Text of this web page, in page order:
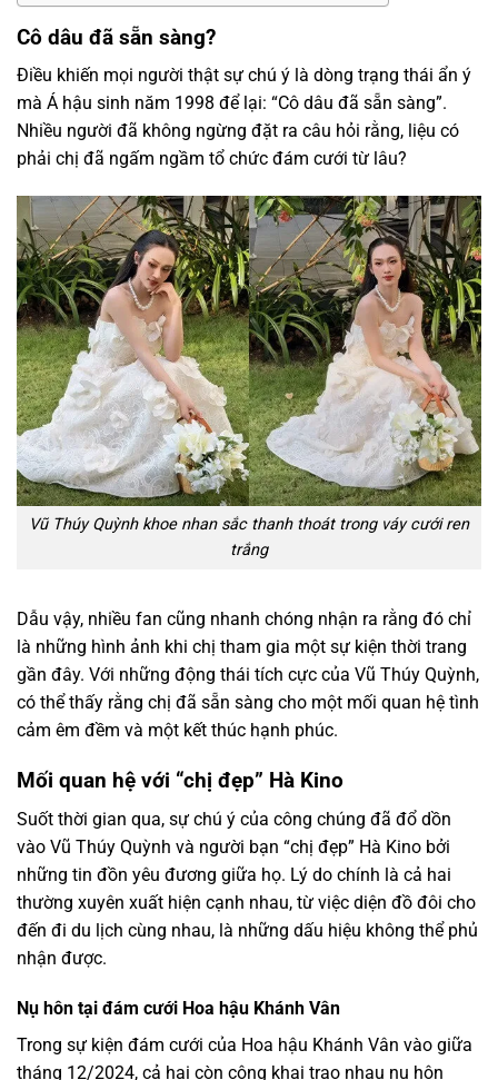
Cô dâu đã sẵn sàng?
Điều khiến mọi người thật sự chú ý là dòng trạng thái ẩn ý
mà Á hậu sinh năm 1998 để lại: “Cô dâu đã sẵn sàng”.
Nhiều người đã không ngừng đặt ra câu hỏi rằng, liệu có
phải chị đã ngấm ngầm tổ chức đám cưới từ lâu?
Vũ Thúy Quỳnh khoe nhan sắc thanh thoát trong váy cưới ren
trắng
Dẫu vậy, nhiều fan cũng nhanh chóng nhận ra rằng đó chỉ
là những hình ảnh khi chị tham gia một sự kiện thời trang
gần đây. Với những động thái tích cực của Vũ Thúy Quỳnh,
có thể thấy rằng chị đã sẵn sàng cho một mối quan hệ tình
cảm êm đềm và một kết thúc hạnh phúc.
Mối quan hệ với “chị đẹp” Hà Kino
Suốt thời gian qua, sự chú ý của công chúng đã đổ dồn
vào Vũ Thúy Quỳnh và người bạn “chị đẹp” Hà Kino bởi
những tin đồn yêu đương giữa họ. Lý do chính là cả hai
thường xuyên xuất hiện cạnh nhau, từ việc diện đồ đôi cho
đến đi du lịch cùng nhau, là những dấu hiệu không thể phủ
nhận được.
Nụ hôn tại đám cưới Hoa hậu Khánh Vân
Trong sự kiện đám cưới của Hoa hậu Khánh Vân vào giữa
tháng 12/2024, cả hai còn công khai trao nhau nụ hôn